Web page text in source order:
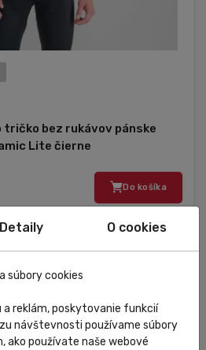
bez rukávov pánske
Lite čierne
Do košíka
Detaily O cookies
súbory cookies
a reklám, poskytovanie funkcií
návštevnosti používame súbory
ako používate naše webové